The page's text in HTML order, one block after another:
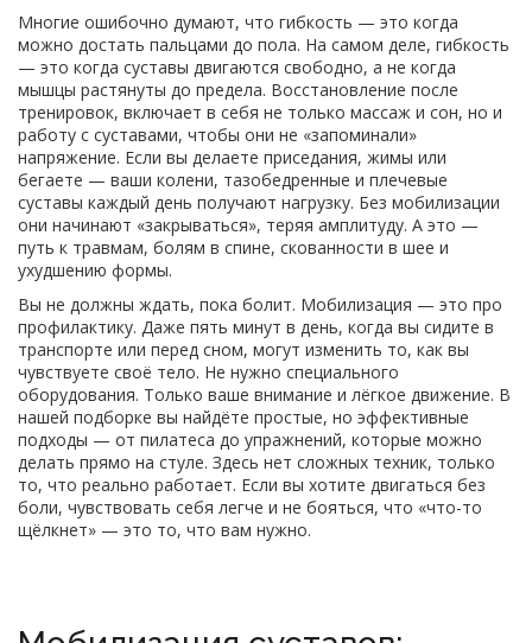
Многие ошибочно думают, что гибкость — это когда
можно достать пальцами до пола. На самом деле, гибкость
— это когда суставы двигаются свободно, а не когда
мышцы растянуты до предела. Восстановление после
тренировок, включает в себя не только массаж и сон, но и
работу с суставами, чтобы они не «запоминали»
напряжение. Если вы делаете приседания, жимы или
бегаете — ваши колени, тазобедренные и плечевые
суставы каждый день получают нагрузку. Без мобилизации
они начинают «закрываться», теряя амплитуду. А это —
путь к травмам, болям в спине, скованности в шее и
ухудшению формы.
Вы не должны ждать, пока болит. Мобилизация — это про
профилактику. Даже пять минут в день, когда вы сидите в
транспорте или перед сном, могут изменить то, как вы
чувствуете своё тело. Не нужно специального
оборудования. Только ваше внимание и лёгкое движение. В
нашей подборке вы найдёте простые, но эффективные
подходы — от пилатеса до упражнений, которые можно
делать прямо на стуле. Здесь нет сложных техник, только
то, что реально работает. Если вы хотите двигаться без
боли, чувствовать себя легче и не бояться, что «что-то
щёлкнет» — это то, что вам нужно.